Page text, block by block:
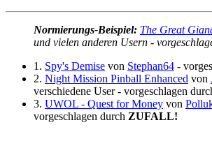
Normierungs-Beispiel: The Great
und vielen anderen Usern -
1. Spy's Demise von Stephan64 -
2. Night Mission Pinball Enhanced von
verschiedene User - vorgeschlagen
3. UWOL - Quest for Money von
vorgeschlagen durch ZUFALL!